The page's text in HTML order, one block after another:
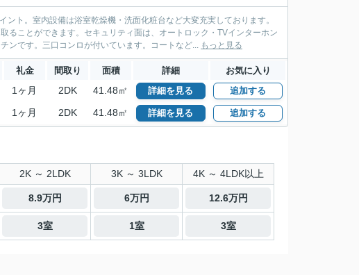
ト。室内設備は浴室乾燥機・洗面化粧台など大変充実しております。
ることができます。セキュリティ面は、オートロック・TVインターホン
ンです。三口コンロが付いています。コートなど... もっと見る
礼金 間取り 面積 詳細 お気に入り
1ヶ月 2DK 41.48㎡ 詳細を見る 追加する
1ヶ月 2DK 41.48㎡ 詳細を見る 追加する
2K ～ 2LDK 3K ～ 3LDK 4K ～ 4LDK以上
8.9万円 6万円 12.6万円
3室 1室 3室